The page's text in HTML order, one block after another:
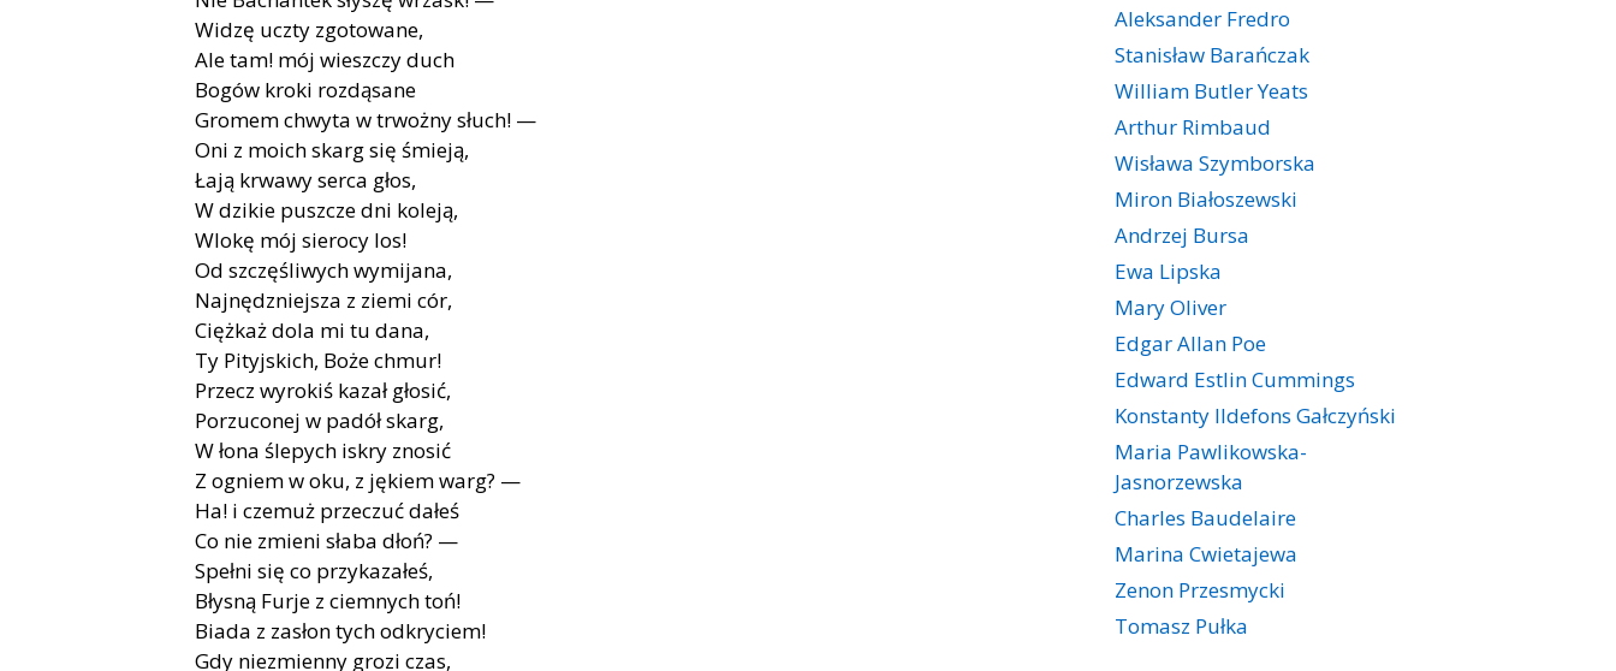
Widzę uczty zgotowane,
Ale tam! mój wieszczy duch
Bogów kroki rozdąsane
Gromem chwyta w trwożny słuch! —
Oni z moich skarg się śmieją,
Łają krwawy serca głos,
W dzikie puszcze dni koleją,
Wlokę mój sierocy los!
Od szczęśliwych wymijana,
Najnędzniejsza z ziemi cór,
Ciężkaż dola mi tu dana,
Ty Pityjskich, Boże chmur!
Przecz wyrokiś kazał głosić,
Porzuconej w padół skarg,
W łona ślepych iskry znosić
Z ogniem w oku, z jękiem warg? —
Ha! i czemuż przeczuć dałeś
Co nie zmieni słaba dłoń? —
Spełni się co przykazałeś,
Błysną Furje z ciemnych toń!
Biada z zasłon tych odkryciem!
Gdy niezmienny grozi czas,
Aleksander Fredro
Stanisław Barańczak
William Butler Yeats
Arthur Rimbaud
Wisława Szymborska
Miron Białoszewski
Andrzej Bursa
Ewa Lipska
Mary Oliver
Edgar Allan Poe
Edward Estlin Cummings
Konstanty Ildefons Gałczyński
Maria Pawlikowska-
Jasnorzewska
Charles Baudelaire
Marina Cwietajewa
Zenon Przesmycki
Tomasz Pułka